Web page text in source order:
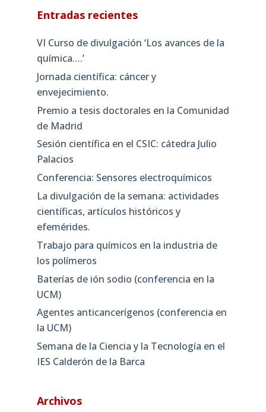
Entradas recientes
VI Curso de divulgación ‘Los avances de la
química….’
Jornada científica: cáncer y
envejecimiento.
Premio a tesis doctorales en la Comunidad
de Madrid
Sesión científica en el CSIC: cátedra Julio
Palacios
Conferencia: Sensores electroquímicos
La divulgación de la semana: actividades
científicas, artículos históricos y
efemérides.
Trabajo para químicos en la industria de
los polímeros
Baterías de ión sodio (conferencia en la
UCM)
Agentes anticancerígenos (conferencia en
la UCM)
Semana de la Ciencia y la Tecnología en el
IES Calderón de la Barca
Archivos